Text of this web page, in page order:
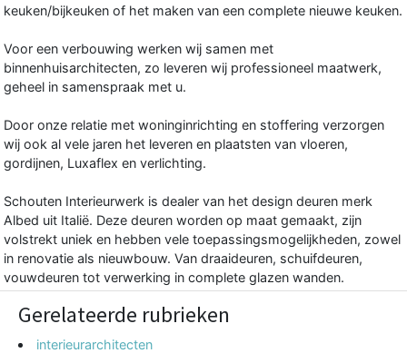
keuken/bijkeuken of het maken van een complete nieuwe keuken.
Voor een verbouwing werken wij samen met
binnenhuisarchitecten, zo leveren wij professioneel maatwerk,
geheel in samenspraak met u.
Door onze relatie met woninginrichting en stoffering verzorgen
wij ook al vele jaren het leveren en plaatsten van vloeren,
gordijnen, Luxaflex en verlichting.
Schouten Interieurwerk is dealer van het design deuren merk
Albed uit Italië. Deze deuren worden op maat gemaakt, zijn
volstrekt uniek en hebben vele toepassingsmogelijkheden, zowel
in renovatie als nieuwbouw. Van draaideuren, schuifdeuren,
vouwdeuren tot verwerking in complete glazen wanden.
Gerelateerde rubrieken
interieurarchitecten